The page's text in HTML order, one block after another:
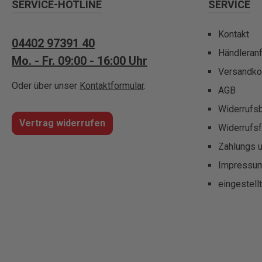
SERVICE-HOTLINE
04402 97391 40
Mo. - Fr. 09:00 - 16:00 Uhr
Oder über unser Kontaktformular.
Vertrag widerrufen
SERVICE
Kontakt
AGB
Zahlungs